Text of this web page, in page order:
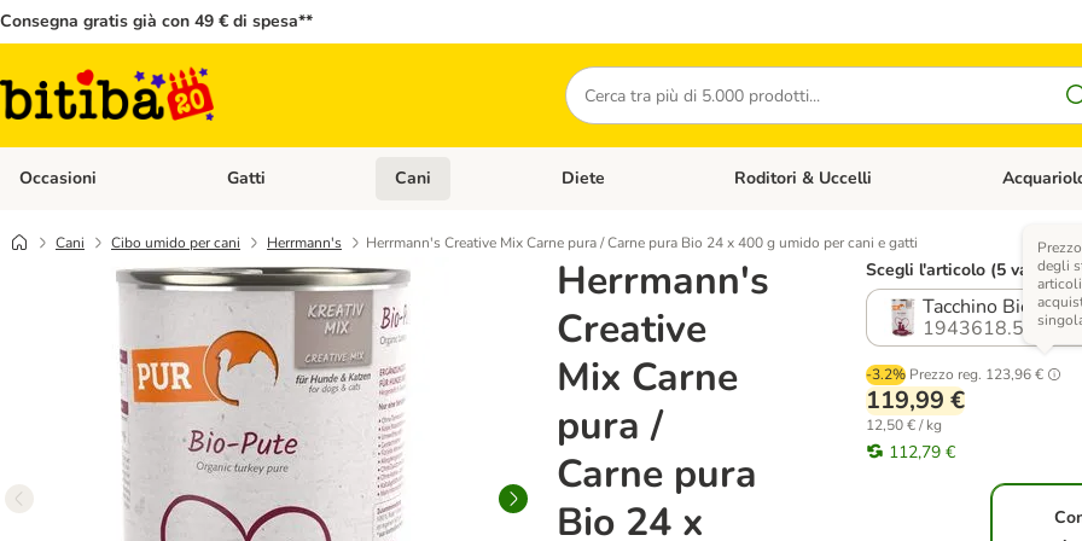
Consegna gratis già con 49 € di spesa**
Cerca
Occasioni Apri Menù Categoria: Occasioni
Gatti Apri Menù Categoria: Gatti
Cani Apri Menù Categoria: Cani
Diete Apri Menù Categoria: Diete
Roditori & Uccelli Apri Menù
Cani Cibo umido per cani Herrmann's Herrmann's Creative Mix Carne pura / Carne pura Bio 24 x 400 g umido per cani e gatti
Herrmann's
Creative
Mix Carne
pura /
Carne pura
Bio 24 x
Scegli l'articolo (5 varianti)
Tacchino Bio
1943618.5
-3.2% Prezzo reg. 123,96 €
degli
119,99 €
12,50 € / kg
112,79 €